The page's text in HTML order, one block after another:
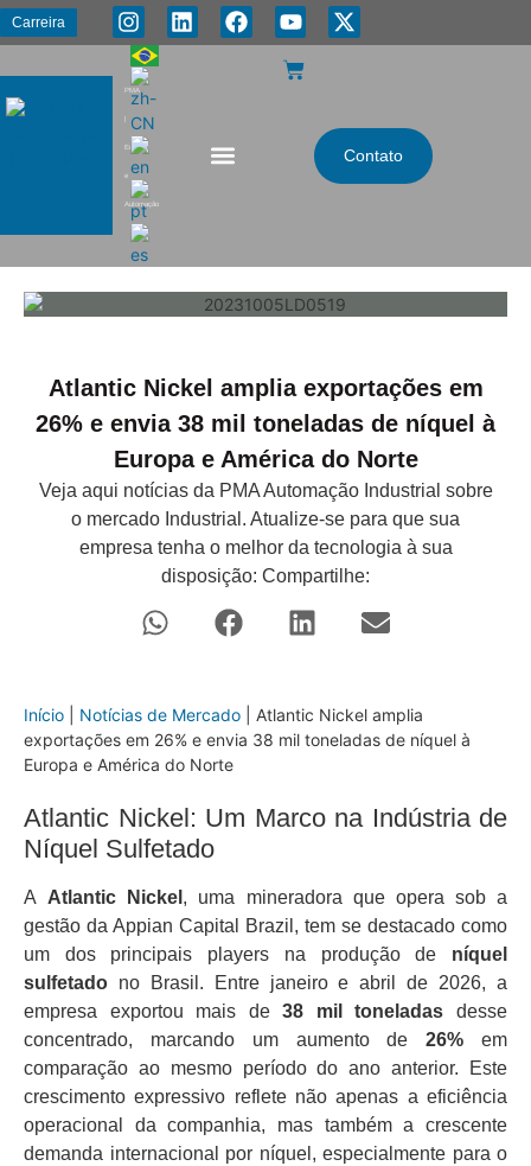
Carreira
PMA
Energia
e
Automação
Contato
Atlantic Nickel amplia exportações em
26% e envia 38 mil toneladas de níquel à
Europa e América do Norte
Veja aqui notícias da PMA Automação Industrial sobre
o mercado Industrial. Atualize-se para que sua
empresa tenha o melhor da tecnologia à sua
disposição: Compartilhe:
Início Notícias de Mercado
Atlantic Nickel amplia
exportações em 26% e envia 38 mil toneladas de níquel à
Europa e América do Norte
Atlantic Nickel: Um Marco na Indústria de
Níquel Sulfetado
A Atlantic Nickel , uma mineradora que opera sob a
gestão da Appian Capital Brazil, tem se destacado como
um dos principais players na produção de níquel
sulfetado no Brasil. Entre janeiro e abril de 2026, a
empresa exportou mais de38 mil toneladas desse
concentrado, marcando um aumento de26% em
comparação ao mesmo período do ano anterior. Este
crescimento expressivo reflete não apenas a eficiência
operacional da companhia, mas também a crescente
demanda internacional por níquel, especialmente para o